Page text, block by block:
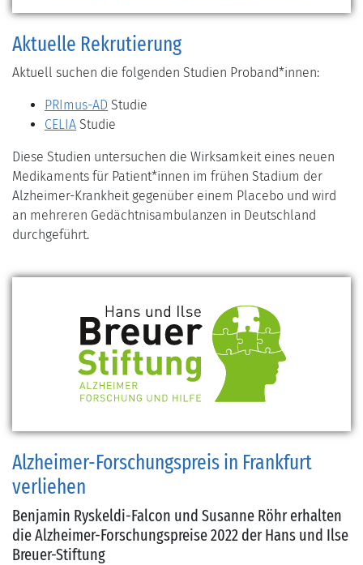
Aktuelle Rekrutierung
Aktuell suchen die folgenden Studien Proband*innen:
PRImus-AD Studie
CELIA Studie
Diese Studien untersuchen die Wirksamkeit eines neuen
Medikaments für Patient*innen im frühen Stadium der
Alzheimer-Krankheit gegenüber einem Placebo und wird
an mehreren Gedächtnisambulanzen in Deutschland
durchgeführt.
Alzheimer-Forschungspreis in Frankfurt
verliehen
Benjamin Ryskeldi-Falcon und Susanne Röhr erhalten
die Alzheimer-Forschungspreise 2022 der Hans und Ilse
Breuer-Stiftung